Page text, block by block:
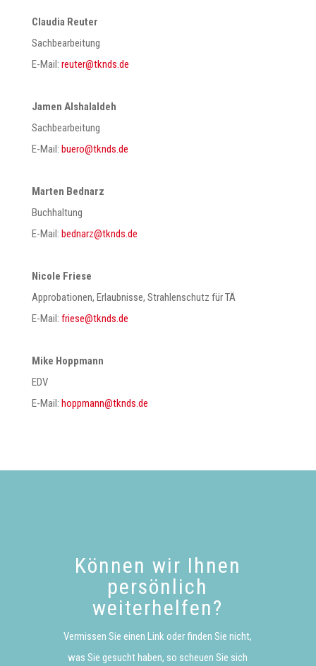
Claudia Reuter
Sachbearbeitung
E-Mail:
ed.sdnkt
@retuer
Jamen Alshalaldeh
Sachbearbeitung
E-Mail:
ed.sdnkt
@oreub
Marten Bednarz
Buchhaltung
E-Mail:
ed.sdnkt
@zrandeb
Nicole Friese
Approbationen, Erlaubnisse, Strahlenschutz für TÄ
E-Mail:
ed.sdnkt
@eseirf
Mike Hoppmann
EDV
E-Mail:
ed.sdnkt
@nnamppoh
Können wir Ihnen
persönlich
weiterhelfen?
Vermissen Sie einen Link oder finden Sie nicht,
was Sie gesucht haben, so scheuen Sie sich